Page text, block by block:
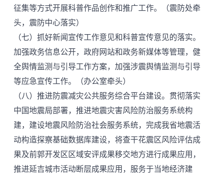
征集等方式开展科普作品创作和推广工作。（震防处牵
头，震防中心落实）
（七）抓好新闻宣传工作意见和科普宣传意见的落实。
加强政务信息公开，政府网站和政务新媒体等管理，健
全舆情监测与引导工作方案，加强涉震舆情监测与引导
等应急宣传工作。（办公室牵头）
（八）推进防震减灾公共服务综合平台建设。贯彻落实
中国地震局部署，推进地震灾害风险防治服务系统构
建，建设地震风险防治社会服务系统，完成我省地震活
动构造探察基础数据库建设，将查干花震区风险评估成
果及前郭开发区区域安评成果移交地方进行成果应用，
推进延吉城市活动断层成果应用，服务于当地经济建